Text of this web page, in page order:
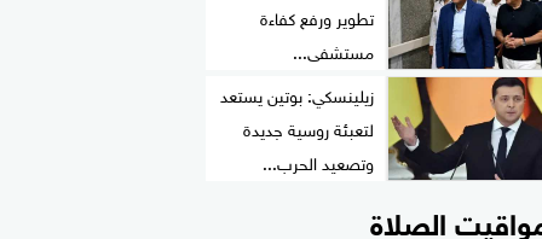
تطوير ورفع كفاءة
مستشفى...
زيلينسكي: بوتين يستعد
لتعبئة روسية جديدة
وتصعيد الحرب...
الصلاة